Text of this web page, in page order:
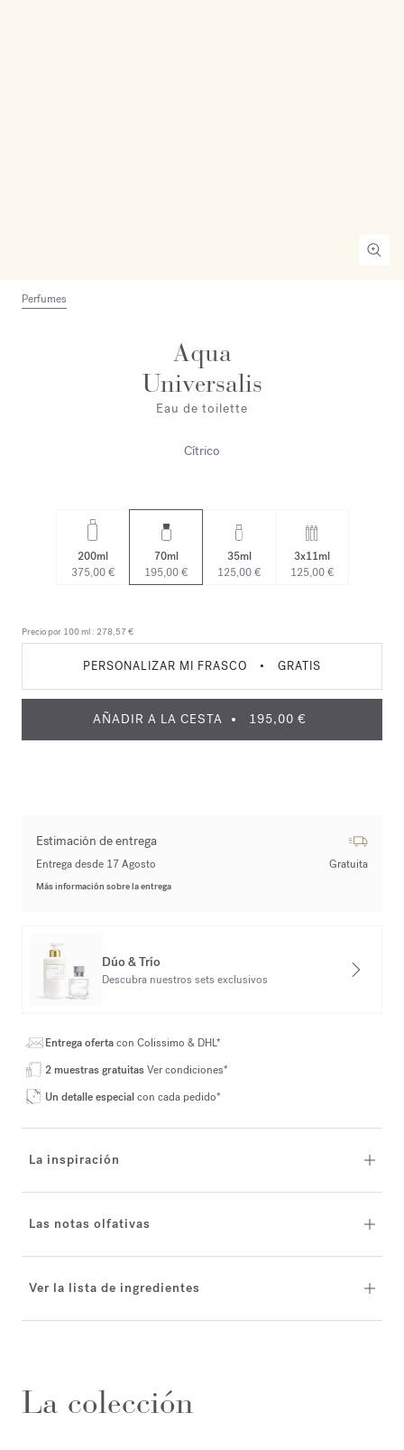
Perfumes
Aqua
Universalis
Eau de toilette
Cítrico
200ml
375,00 €
70ml
195,00 €
35ml
125,00 €
3x11ml
125,00 €
Precio por 100 ml : 278,57 €
PERSONALIZAR MI FRASCO • GRATIS
AÑADIR A LA CESTA 195,00 €
Estimación de entrega
Entrega desde 17 Agosto Gratuita
Más información sobre la entrega
Dúo & Trío
Descubra nuestros sets exclusivos
Entrega ofertacon Colissimo & DHL*
2 muestras gratuitasVer condiciones*
Un detalle especialcon cada pedido*
La inspiración
Las notas olfativas
Ver la lista de ingredientes
La colección